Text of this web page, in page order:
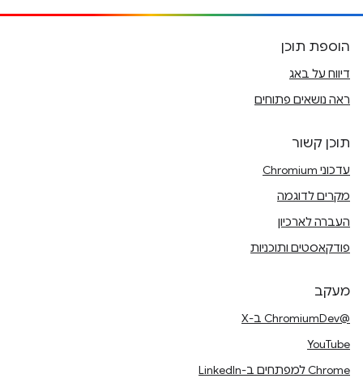
הוספת תוכן
דיווח על באג
ראה נושאים פתוחים
תוכן קשור
עדכוני Chromium
מקרים לדוגמה
העברה לארכיון
פודקאסטים ותוכניות
מעקב
@ChromiumDev ב-X
YouTube
Chrome למפתחים ב-LinkedIn